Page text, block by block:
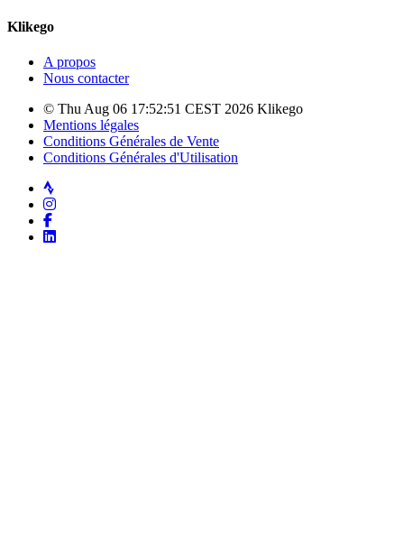
Klikego
A propos
Nous contacter
© Thu Aug 06 17:52:51 CEST 2026 Klikego
Mentions légales
Conditions Générales de Vente
Conditions Générales d'Utilisation
Strava
Instagram
Facebook
LinkedIn